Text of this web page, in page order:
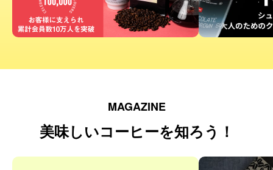
MAGAZINE
美味しいコーヒーを知ろう！